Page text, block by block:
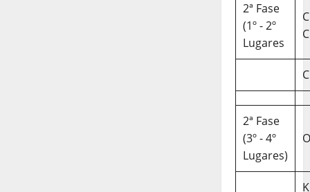
2ª Fase
(1º - 2º
Lugares
C
2ª Fase
(3º - 4º
Lugares)